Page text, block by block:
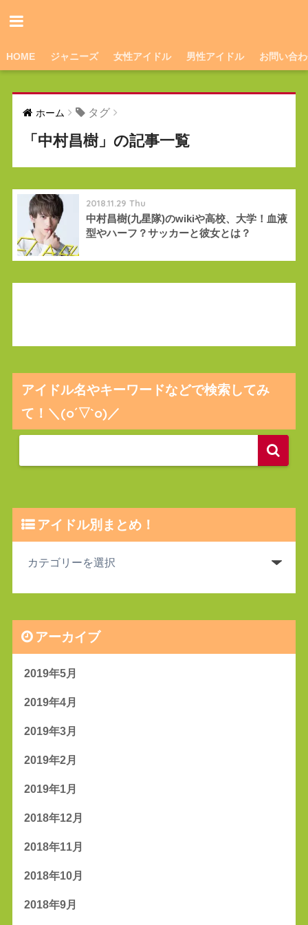
HOME ジャニーズ 女性アイドル 男性アイドル お問い合
ホーム タグ
「中村昌樹」の記事一覧
2018.11.29 Thu
中村昌樹(九星隊)のwikiや高校、大学！血液
型やハーフ？サッカーと彼女とは？
アイドル名やキーワードなどで検索してみ
て！＼(o´▽`o)／
アイドル別まとめ！
アーカイブ
2019年5月
2019年4月
2019年3月
2019年2月
2019年1月
2018年12月
2018年11月
2018年10月
2018年9月